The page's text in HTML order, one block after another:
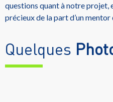
questions quant à notre projet,
précieux de la part d’un
Quelques